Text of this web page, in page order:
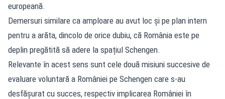
europeană.
Demersuri similare ca amploare au avut loc și pe plan intern
pentru a arăta, dincolo de orice dubiu, că România este pe
deplin pregătită să adere la spațiul Schengen.
Relevante în acest sens sunt cele două misiuni succesive de
evaluare voluntară a României pe Schengen care s-au
desfășurat cu succes, respectiv implicarea României în